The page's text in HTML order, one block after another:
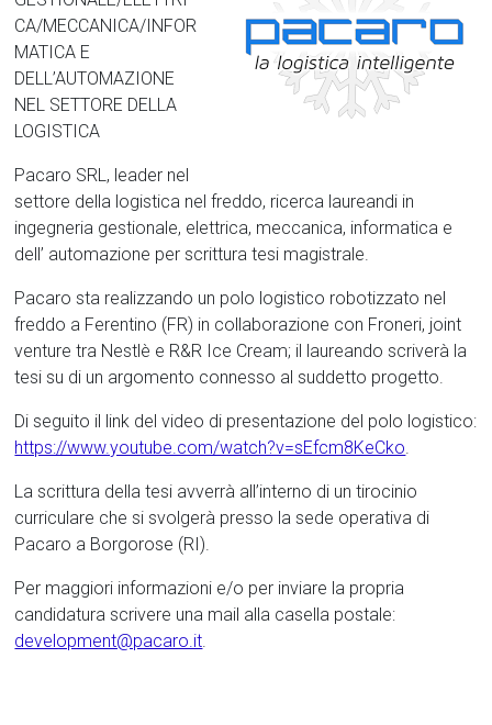
CA/MECCANICA/INFOR
MATICA E
DELL’AUTOMAZIONE
NEL SETTORE DELLA
LOGISTICA
Pacaro SRL, leader nel
settore della logistica nel freddo, ricerca laureandi in
ingegneria gestionale, elettrica, meccanica, informatica e
dell’ automazione per scrittura tesi magistrale.
Pacaro sta realizzando un polo logistico robotizzato nel
freddo a Ferentino (FR) in collaborazione con Froneri, joint
venture tra Nestlè e R&R Ice Cream; il laureando scriverà la
tesi su di un argomento connesso al suddetto progetto.
Di seguito il link del video di presentazione del polo logistico:
https://www.youtube.com/watch?v=sEfcm8KeCko.
La scrittura della tesi avverrà all’interno di un tirocinio
curriculare che si svolgerà presso la sede operativa di
Pacaro a Borgorose (RI).
Per maggiori informazioni e/o per inviare la propria
candidatura scrivere una mail alla casella postale:
development@pacaro.it.